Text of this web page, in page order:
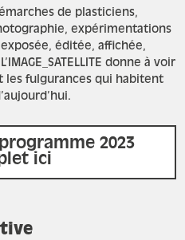
de plasticiens,
expérimentations
éditée, affichée,
donne à voir
les fulgurances qui habitent
2023
ici